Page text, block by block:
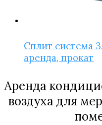
Сплит система
аренда, прокат
Аренда
воздуха для